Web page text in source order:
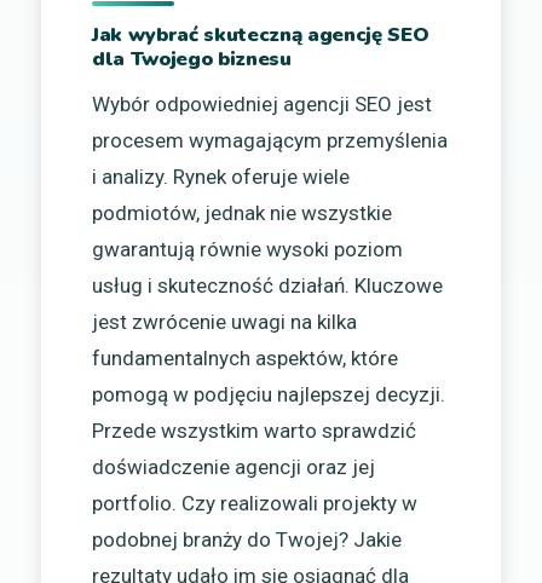
Jak wybrać skuteczną agencję SEO
dla Twojego biznesu
Wybór odpowiedniej agencji SEO jest
procesem wymagającym przemyślenia
i analizy. Rynek oferuje wiele
podmiotów, jednak nie wszystkie
gwarantują równie wysoki poziom
usług i skuteczność działań. Kluczowe
jest zwrócenie uwagi na kilka
fundamentalnych aspektów, które
pomogą w podjęciu najlepszej decyzji.
Przede wszystkim warto sprawdzić
doświadczenie agencji oraz jej
portfolio. Czy realizowali projekty w
podobnej branży do Twojej? Jakie
rezultaty udało im się osiągnąć dla